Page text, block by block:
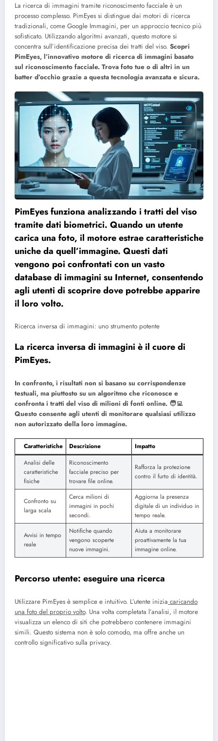
La ricerca di immagini tramite riconoscimento facciale è un
processo complesso. PimEyes si distingue dai motori di ricerca
tradizionali, come Google Immagini, per un approccio tecnico più
sofisticato. Utilizzando algoritmi avanzati, questo motore si
concentra sull’identificazione precisa dei tratti del viso. Scopri
PimEyes, l’innovativo motore di ricerca di immagini basato
sul riconoscimento facciale. Trova foto tue o di altri in un
batter d’occhio grazie a questa tecnologia avanzata e sicura.
PimEyes funziona analizzando i tratti del viso
tramite dati biometrici. Quando un utente
carica una foto, il motore estrae caratteristiche
uniche da quell’immagine. Questi dati
vengono poi confrontati con un vasto
database di immagini su Internet, consentendo
agli utenti di scoprire dove potrebbe apparire
il loro volto.
Ricerca inversa di immagini: uno strumento potente
La ricerca inversa di immagini è il cuore di
PimEyes.
In confronto, i risultati non si basano su corrispondenze
testuali, ma piuttosto su un algoritmo che riconosce e
confronta i tratti del viso di milioni di fonti online. 🧑‍💻
Questo consente agli utenti di monitorare qualsiasi utilizzo
non autorizzato della loro immagine.
Caratteristiche Descrizione
Impatto
Analisi delle
caratteristiche
fisiche
Riconoscimento
facciale preciso per
trovare file online.
Rafforza la protezione
contro il furto di identità.
Confronto su
larga scala
Cerca milioni di
immagini in pochi
secondi.
Aggiorna la presenza
digitale di un individuo in
tempo reale.
Avvisi in tempo
reale
Notifiche quando
vengono scoperte
nuove immagini.
Aiuta a monitorare
proattivamente la tua
immagine online.
Percorso utente: eseguire una ricerca
Utilizzare PimEyes è semplice e intuitivo. L’utente inizia caricando
una foto del proprio volto. Una volta completata l’analisi, il motore
visualizza un elenco di siti che potrebbero contenere immagini
simili. Questo sistema non è solo comodo, ma offre anche un
controllo significativo sulla privacy.